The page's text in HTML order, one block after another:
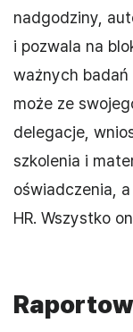
nadgodziny,
i pozwala na
ważnych
może ze
delegacje,
szkolenia i
oświadczenia,
HR. Wszystko